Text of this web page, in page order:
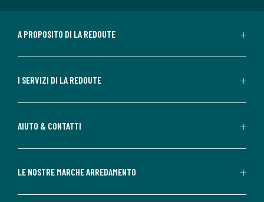
A PROPOSITO DI LA REDOUTE
I SERVIZI DI LA REDOUTE
AIUTO & CONTATTI
LE NOSTRE MARCHE ARREDAMENTO